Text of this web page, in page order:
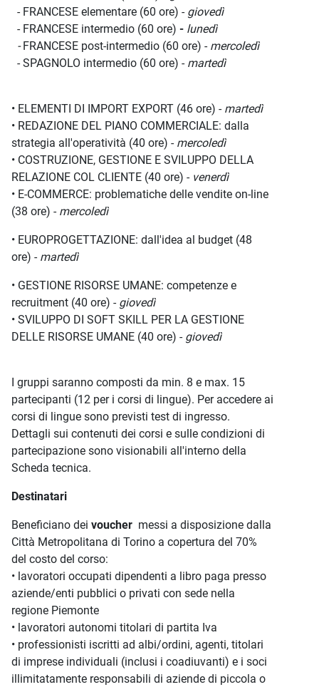
- FRANCESE elementare (60 ore) - giovedì
- FRANCESE intermedio (60 ore) - lunedì
-FRANCESE post-intermedio (60 ore) - mercoledì
- SPAGNOLO intermedio (60 ore) - martedì
• ELEMENTI DI IMPORT EXPORT (46 ore) - martedì
• REDAZIONE DEL PIANO COMMERCIALE: dalla
strategia all'operatività (40 ore) - mercoledì
• COSTRUZIONE, GESTIONE E SVILUPPO DELLA
RELAZIONE COL CLIENTE (40 ore) - venerdì
• E-COMMERCE: problematiche delle vendite on-line
(38 ore) -mercoledì
• EUROPROGETTAZIONE: dall'idea al budget (48
ore) - martedì
• GESTIONE RISORSE UMANE: competenze e
recruitment (40 ore) - giovedì
• SVILUPPO DI SOFT SKILL PER LA GESTIONE
DELLE RISORSE UMANE (40 ore) - giovedì
I gruppi saranno composti da min. 8 e max. 15
partecipanti (12 per i corsi di lingue). Per accedere ai
corsi di lingue sono previsti test di ingresso.
Dettagli sui contenuti dei corsi e sulle condizioni di
partecipazione sono visionabili all'interno della
Scheda tecnica.
Destinatari
Beneficiano dei voucher messi a disposizione dalla
Città Metropolitana di Torino a copertura del 70%
del costo del corso:
• lavoratori occupati dipendenti a libro paga presso
aziende/enti pubblici o privati con sede nella
regione Piemonte
• lavoratori autonomi titolari di partita Iva
• professionisti iscritti ad albi/ordini, agenti, titolari
di imprese individuali (inclusi i coadiuvanti) e i soci
illimitatamente responsabili di aziende di piccola o